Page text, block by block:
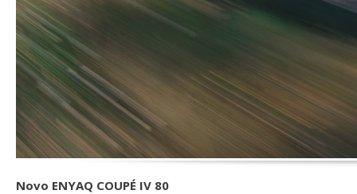
Novo ENYAQ COUPÉ IV 80